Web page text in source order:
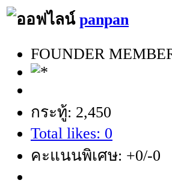
panpan
FOUNDER
กระทู้: 2,450
Total likes: 0
คะแนนพิเศษ: +0/-0